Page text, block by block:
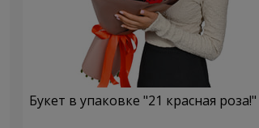
Букет в упаковке "21 красная роза!"